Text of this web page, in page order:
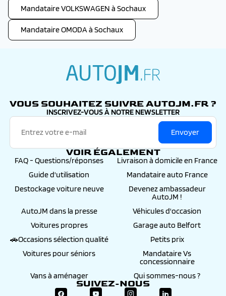
Mandataire VOLKSWAGEN à Sochaux
Mandataire OMODA à Sochaux
VOUS SOUHAITEZ SUIVRE AUTOJM.FR ?
INSCRIVEZ-VOUS À NOTRE NEWSLETTER
Envoyer
VOIR ÉGALEMENT
FAQ - Questions/réponses
Livraison à domicile en France
Guide d'utilisation
Mandataire auto France
Destockage voiture neuve
Devenez ambassadeur
AutoJM !
AutoJM dans la presse
Véhicules d'occasion
Voitures propres
Garage auto Belfort
🚗Occasions sélection qualité
Petits prix
Voitures pour séniors
Mandataire Vs
concessionnaire
Vans à aménager
Qui sommes-nous ?
SUIVEZ-NOUS